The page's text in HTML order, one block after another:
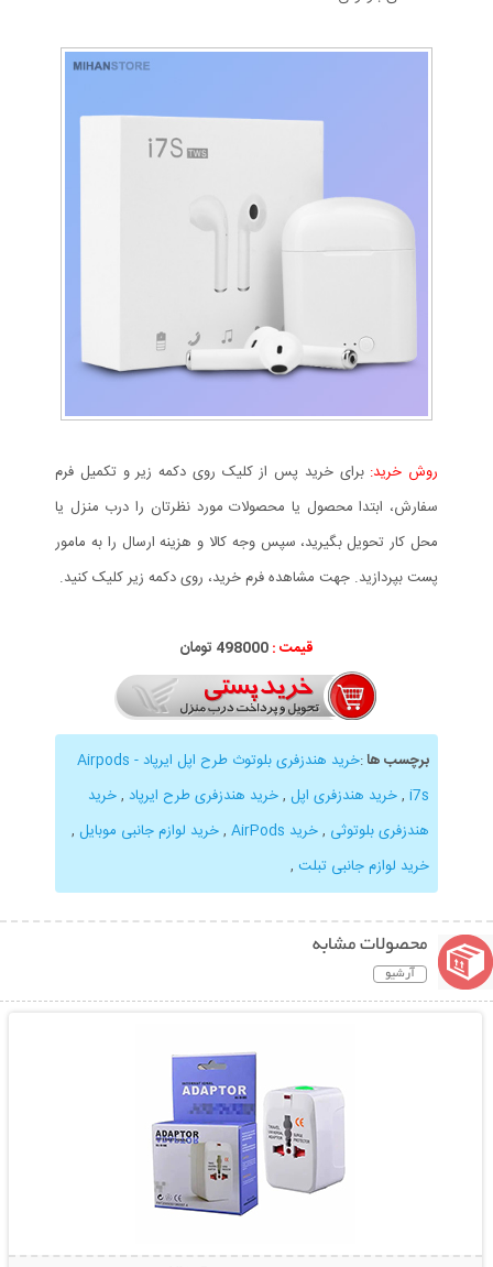
روش خرید: برای خرید پس از کلیک روی دکمه زیر و تکمیل فرم
سفارش، ابتدا محصول یا محصولات مورد نظرتان را درب منزل یا
محل کار تحویل بگیرید، سپس وجه کالا و هزینه ارسال را به مامور
پست بپردازید. جهت مشاهده فرم خرید، روی دکمه زیر کلیک کنید.
قیمت : 498000 تومان
برچسب ها:
خرید هندزفری بلوتوث طرح اپل ایرپاد - Airpods
i7s
,خرید هندزفری اپل ,خرید هندزفری طرح ایرپاد ,خرید
هندزفری بلوتوثی ,خرید AirPods ,خرید لوازم جانبی موبایل ,
خرید لوازم جانبی تبلت ,
محصولات مشابه
آرشیو